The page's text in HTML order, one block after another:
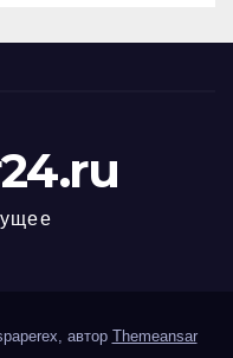
автор Themeansar